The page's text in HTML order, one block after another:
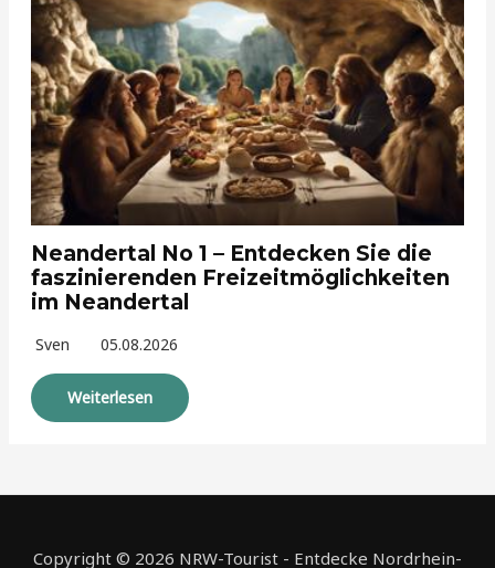
Neandertal No 1 – Entdecken Sie die
faszinierenden Freizeitmöglichkeiten
im Neandertal
Sven 05.08.2026
Weiterlesen
Copyright © 2026 NRW-Tourist - Entdecke Nordrhein-